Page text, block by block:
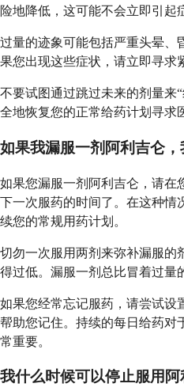
险地降低，这可能不会立即引起
过量的迹象可能包括严重头晕、
果您出现这些症状，请立即寻求
不要试图通过跳过未来的剂量来
全地恢复您的正常给药计划寻求
如果我漏服一剂阿利吉仑，
如果您漏服一剂阿利吉仑，请在
下一次服药的时间了。在这种情
续您的常规用药计划。
切勿一次服用两剂来弥补漏服的
得过低。漏服一剂总比冒着过量
如果您经常忘记服药，请尝试设
帮助您记住。持续的每日给药对
常重要。
我什么时候可以停止服用阿